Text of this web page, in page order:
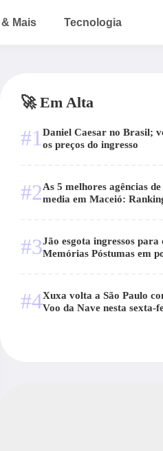
Mais Tecnologia
🚀 Em Alta
#1 Daniel Caesar no Brasil;
os preços do ingresso
#2As 5 melhores agências
media em Maceió:
#3Jão esgota ingressos para
Memórias Póstumas em
#4Xuxa volta a São Paulo
Voo da Nave nesta sexta-